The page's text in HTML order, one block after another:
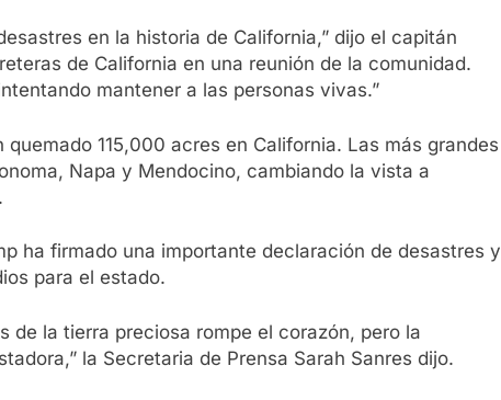
en la historia de California,” dijo el capitán
de California en una reunión de la comunidad.
mantener a las personas vivas.”
115,000 acres en California. Las más grandes
Napa y Mendocino, cambiando la vista a
ha firmado una importante declaración de desastres y
para el estado.
de la tierra preciosa rompe el corazón, pero la
la Secretaria de Prensa Sarah Sanres dijo.